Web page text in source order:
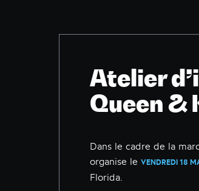
Atelier
Queen &
Dans le cadre de la
organise le VENDREDI 18
Florida.